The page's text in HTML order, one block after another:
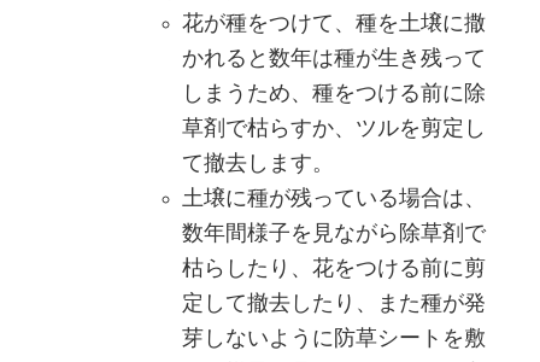
花が種をつけて、種を土壌に撒
かれると数年は種が生き残って
しまうため、種をつける前に除
草剤で枯らすか、ツルを剪定し
て撤去します。
土壌に種が残っている場合は、
数年間様子を見ながら除草剤で
枯らしたり、花をつける前に剪
定して撤去したり、また種が発
芽しないように防草シートを敷